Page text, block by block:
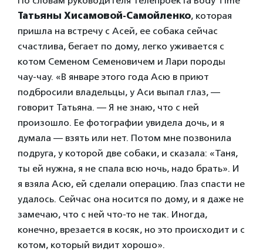
Татьяны Хисамовой-Самойленко, которая
пришла на встречу с Асей, ее собака сейчас
счастлива, бегает по дому, легко уживается с
котом Семеном Семеновичем и Лари породы
чау-чау. «В январе этого года Асю в приют
подбросили владельцы, у Аси выпал глаз, —
говорит Татьяна. — Я не знаю, что с ней
произошло. Ее фотографии увидела дочь, и я
думала — взять или нет. Потом мне позвонила
подруга, у которой две собаки, и сказала: «Таня,
ты ей нужна, я не спала всю ночь, надо брать». И
я взяла Асю, ей сделали операцию. Глаз спасти не
удалось. Сейчас она носится по дому, и я даже не
замечаю, что с ней что-то не так. Иногда,
конечно, врезается в косяк, но это происходит и с
котом, который видит хорошо».